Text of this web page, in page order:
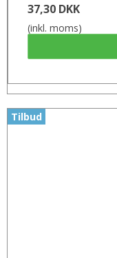
37,30 DKK
(inkl. moms)
Tilbud